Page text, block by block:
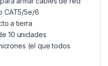
CAT5/5e/6
a tierra
10 unidades
(el que todos